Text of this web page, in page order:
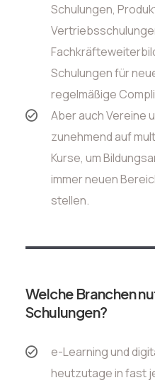
Schulungen,
Schulungen für
regelmäßige
Aber auch Vereine
zunehmend auf
Kurse, um
immer neuen
stellen.
Welche Branchen
Schulungen?
e-Learning und
heutzutage in fast